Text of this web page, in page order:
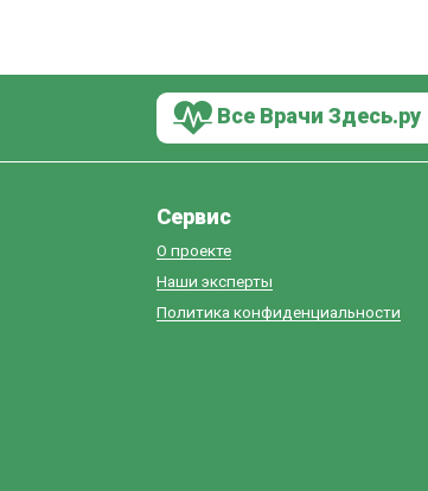
Все Врачи Здесь.ру
Сервис
О проекте
Наши эксперты
Политика конфиденциальности